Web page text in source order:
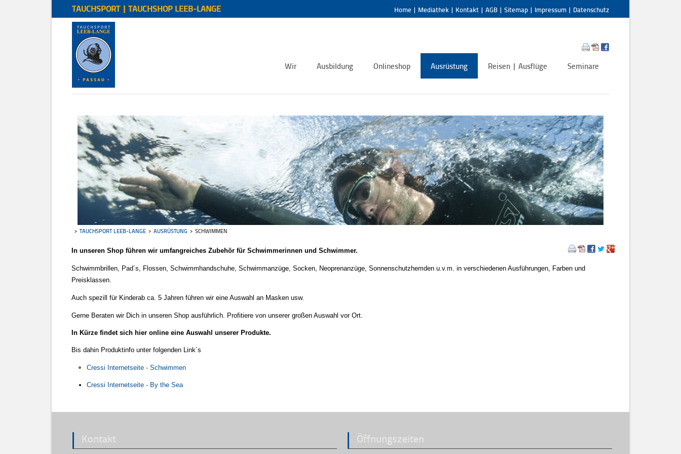
TAUCHSPORT | TAUCHSHOP LEEB-LANGE Home | Mediathek | Kontakt | AGB | Sitemap | Impressum | Datenschutz
Wir Ausbildung Onlineshop Ausrüstung Reisen | Ausflüge Seminare
TAUCHSPORT LEEB-LANGE AUSRÜSTUNG SCHWIMMEN
In unseren Shop führen wir umfangreiches Zubehör für Schwimmerinnen und Schwimmer.
Schwimmbrillen, Pad´s, Flossen, Schwimmhandschuhe, Schwimmanzüge, Socken, Neoprenanzüge, Sonnenschutzhemden u.v.m. in verschiedenen Ausführungen, Farben und
Preisklassen.
Auch spezill für Kinderab ca. 5 Jahren führen wir eine Auswahl an Masken usw.
Gerne Beraten wir Dich in unseren Shop ausführlich. Profitiere von unserer großen Auswahl vor Ort.
In Kürze findet sich hier online eine Auswahl unserer Produkte.
Bis dahin Produktinfo unter folgenden Link´s
Cressi Internetseite - Schwimmen
Cressi Internetseite - By the Sea
Kontakt Öffnungszeiten